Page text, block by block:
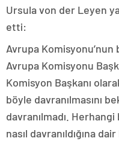
Ursula von der Leyen
etti:
Avrupa Komisyonu’nun
Avrupa Komisyonu
Komisyon Başkanı
böyle davranılmasını
davranılmadı.
nasıl davranıldığına